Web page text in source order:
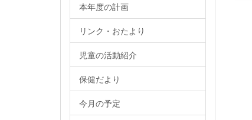
本年度の計画
リンク・おたより
児童の活動紹介
保健だより
今月の予定